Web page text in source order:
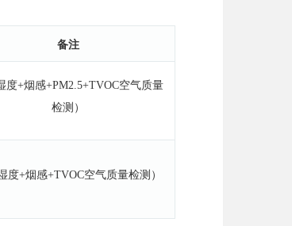
备注
度+烟感+PM2.5+TVOC空气质量
检测）
度+烟感+TVOC空气质量检测）